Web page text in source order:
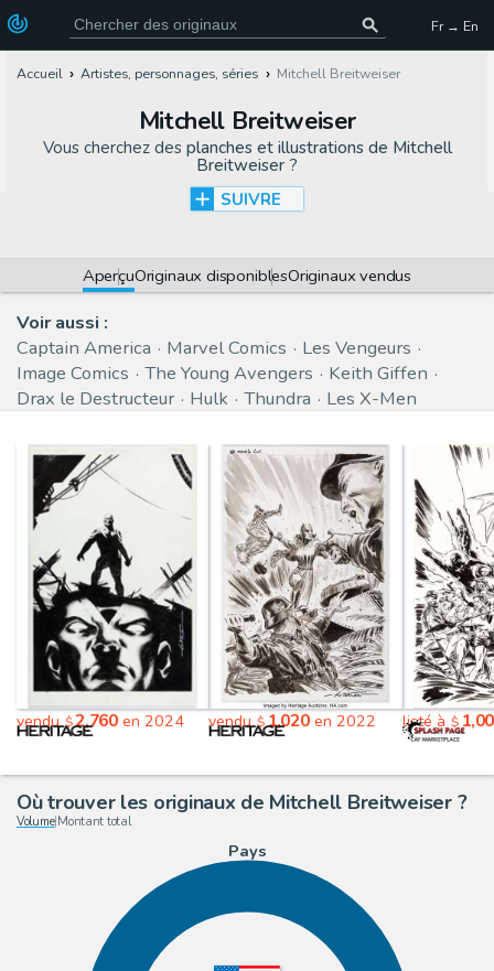
Fr → En
Accueil Artistes, personnages, séries Mitchell Breitweiser
Mitchell Breitweiser
Vous cherchez des planches et illustrations de Mitchell
Breitweiser ?
SUIVRE
AperçuOriginaux disponiblesOriginaux vendus
Voir aussi :
Captain America
Marvel Comics
Les Vengeurs
Image Comics
The Young Avengers
Keith Giffen
Drax le Destructeur
Hulk Thundra Les X-Men
vendu$2,760en 2024 vendu$1,020en 2022 listé à $
Où trouver les originaux de Mitchell Breitweiser ?
Volume| Montant total
Pays